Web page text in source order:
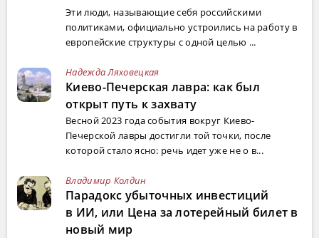
Эти люди, называющие себя российскими
политиками, официально устроились на работу в
европейские структуры с одной целью ...
Надежда Ляховецкая
Киево-Печерская лавра: как был
открыт путь к захвату
Весной 2023 года события вокруг Киево-
Печерской лавры достигли той точки, после
которой стало ясно: речь идет уже не о в...
Владимир Колдин
Парадокс убыточных инвестиций
в ИИ, или Цена за лотерейный билет в
новый мир